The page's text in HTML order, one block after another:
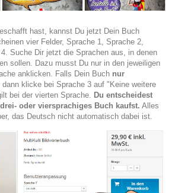
hast, kannst Du jetzt Dein Buch
vier Felder, Sprache 1, Sprache 2,
Suche Dir jetzt die Sprachen aus, in denen
sollen. Dazu musst Du nur in den jeweiligen
anklicken. Falls Dein Buch nur
klicke bei Sprache 3 auf "Keine weitere
bei der vierten Sprache. Du entscheidest
oder viersprachiges Buch kaufst. Alles
das Deutsch nicht automatisch dabei ist.